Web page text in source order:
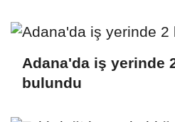
Adana'da iş yerinde
bulundu